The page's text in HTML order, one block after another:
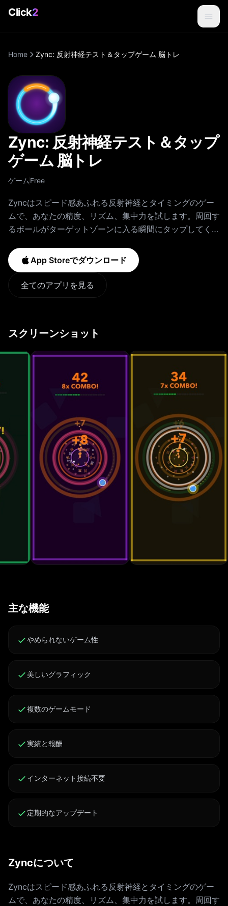
Click2
Home Zync: 反射神経テスト＆タップゲーム 脳トレ
Zync: 反射神経テスト＆タップ
ゲーム 脳トレ
ゲーム Free
Zyncはスピード感あふれる反射神経とタイミングのゲー
ムで、あなたの精度、リズム、集中力を試します。周回す
るボールがターゲットゾーンに入る瞬間にタップしてくだ
・周回するボールがターゲットウィンドウに重なったらタ
ップします。 ・2度以内の誤差でヒットするとパーフェク
トとなり、追加ポイントを獲得できます。 ・連続でタイ
ミング良くタップしてコンボを構築します。 ・ターゲッ
トの縮小、方向転換。 ・スキルベースのコンボ＆ストリ
ークシステムとダイナミックスコアリング。 ・パフォー
モードパワーアップ。 ・高度なパーティクルエフェク
ト、カメラアニメーション、スムーズなトランジション。
ルテーマ。 ・インターネット接続不要でオフラインプレ
す。Zyncは正確さとリズムを報い、ためらいを罰しま
す。ミニマルなデザイン、レスポンシブなコントロール、
流れるようなフィードバックで、短くも激しいプレイセッ
ションに最適な体験を提供します。 競争して上達しよ
う： ハイスコアを追跡し、反射神経に挑戦し、Game
App Storeでダウンロード
全てのアプリを見る
スクリーンショット
主な機能
やめられないゲーム性
美しいグラフィック
複数のゲームモード
実績と報酬
インターネット接続不要
定期的なアップデート
Zyncについて
Zyncはスピード感あふれる反射神経とタイミングのゲー
ムで、あなたの精度、リズム、集中力を試します。周回す